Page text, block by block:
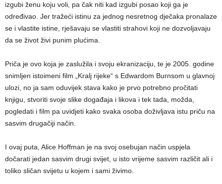
izgubi ženu koju voli, pa čak niti kad izgubi posao koji ga je
određivao. Jer tražeći istinu za jednog nesretnog dječaka pronalaze
se i vlastite istine, rješavaju se vlastiti strahovi koji ne dozvoljavaju
da se život živi punim plućima.
Priča je ovo koja je zaslužila i svoju ekranizaciju, te je 2005. godine
snimljen istoimeni film „Kralj rijeke“ s Edwardom Burnsom u glavnoj
ulozi, no ja sam oduvijek stava kako je prvo potrebno pročitati
knjigu, stvoriti svoje slike događaja i likova i tek tada, možda,
pogledati i film pa uvidjeti kako svaka osoba doživljava istu priču na
sasvim drugačiji način.
I ovaj puta, Alice Hoffman je na svoj osebujan način uspjela
dočarati jedan sasvim drugi svijet, u isto vrijeme sasvim različit ali i
toliko sličan svijetu u kojem i sami živimo.